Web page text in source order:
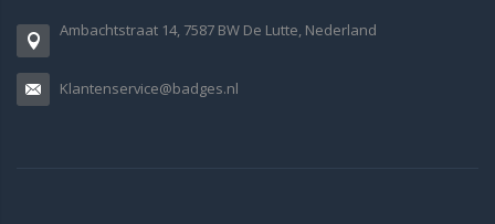
Ambachtstraat 14, 7587 BW De Lutte, Nederland
Klantenservice@badges.nl